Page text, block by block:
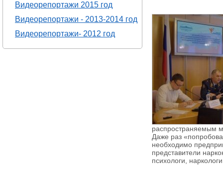
распространяемым
Даже раз
необходимо
представители
психологи,
Видеорепортажи 2015 год
Видеорепортажи - 2013-2014 год
Видеорепортажи- 2012 год